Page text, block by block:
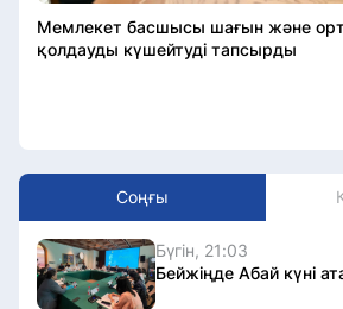
Мемлекет басшысы шағын және
қолдауды күшейтуді тапсырды
Соңғы
Бүгін, 21:03
Бейжіңде Абай күні